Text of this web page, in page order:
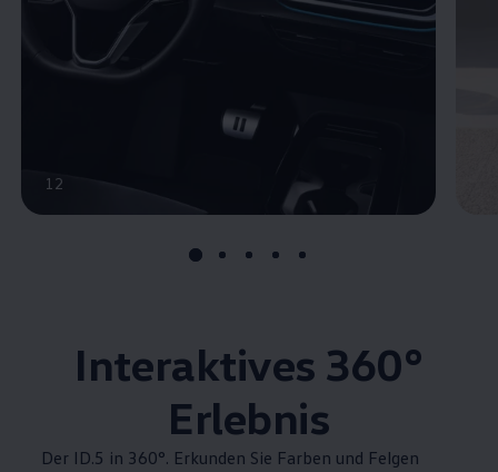
12
Interaktives 360°
Erlebnis
Der ID.5 in 360°. Erkunden Sie Farben und Felgen